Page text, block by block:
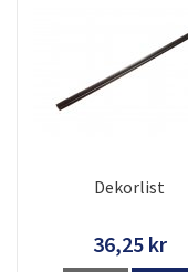
Dekorlist
36,25 kr